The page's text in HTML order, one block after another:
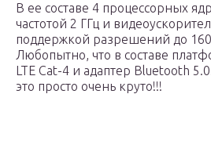
В ее составе 4 процессорных
частотой 2 ГГц и
поддержкой разрешений до
Любопытно, что в составе
LTE Cat-4 и адаптер Bluetooth
это просто очень круто!!!